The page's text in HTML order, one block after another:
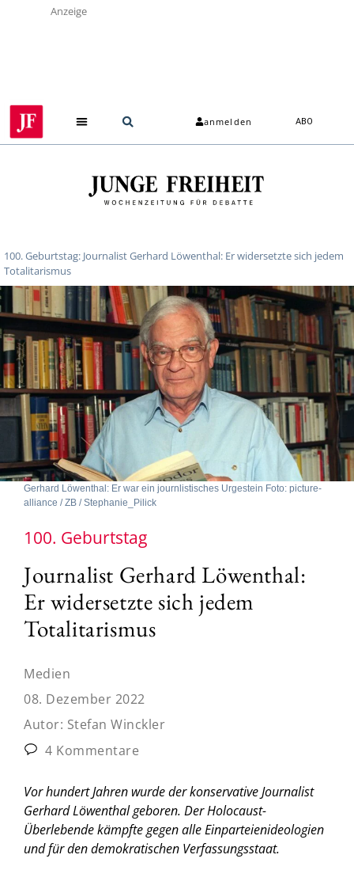
Anzeige
anmelden ABO
100. Geburtstag: Journalist Gerhard Löwenthal: Er widersetzte sich jedem
Totalitarismus
Gerhard Löwenthal: Er war ein journlistisches Urgestein Foto: picture-
alliance / ZB / Stephanie_Pilick
100. Geburtstag
Journalist Gerhard Löwenthal:
Er widersetzte sich jedem
Totalitarismus
Medien
08. Dezember 2022
Autor: Stefan Winckler
4 Kommentare
Vor hundert Jahren wurde der konservative Journalist
Gerhard Löwenthal geboren. Der Holocaust-
Überlebende kämpfte gegen alle Einparteienideologien
und für den demokratischen Verfassungsstaat.